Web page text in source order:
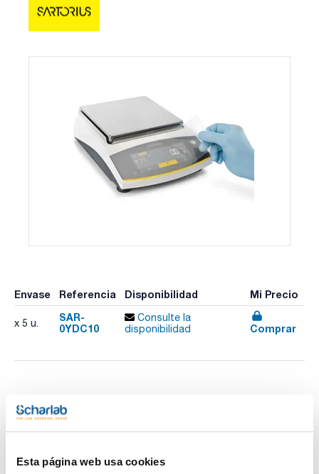
Esta página web usa cookies
Envase Referencia Disponibilidad Mi Precio
x 5 u.
SAR-
0YDC10
Consulte la
disponibilidad
Comprar